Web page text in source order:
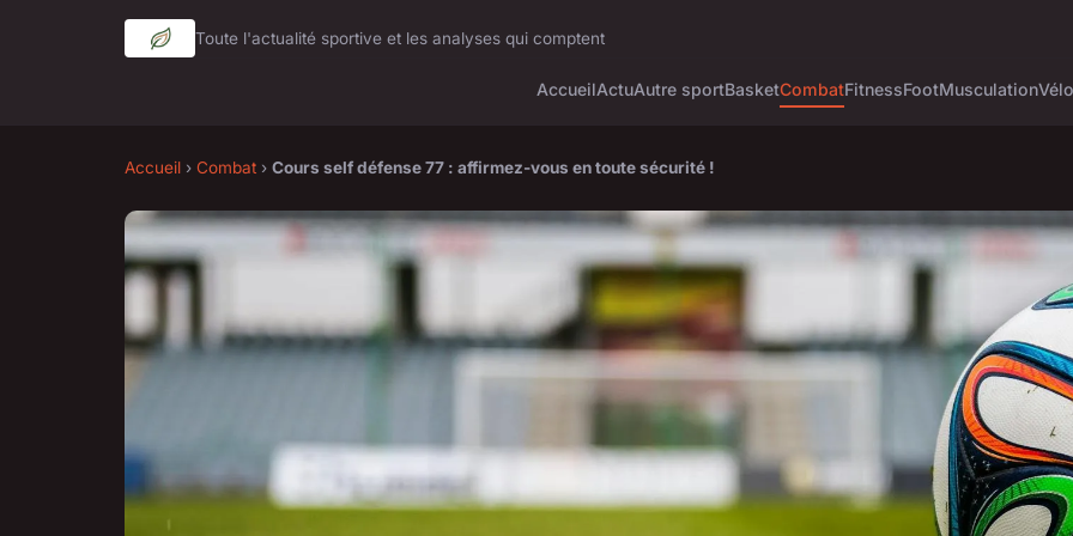
Toute l'actualité sportive et les analyses qui comptent
AccueilActuAutre sportBasketCombatFitnessFootMusculationVélo
Accueil › Combat › Cours self défense 77 : affirmez-vous en toute sécurité !